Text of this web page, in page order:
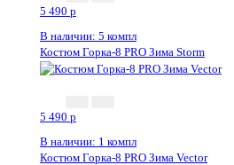
5 490 p
В наличии: 5 компл
Костюм Горка-8 PRO Зима Storm
5 490 p
В наличии: 1 компл
Костюм Горка-8 PRO Зима Vector